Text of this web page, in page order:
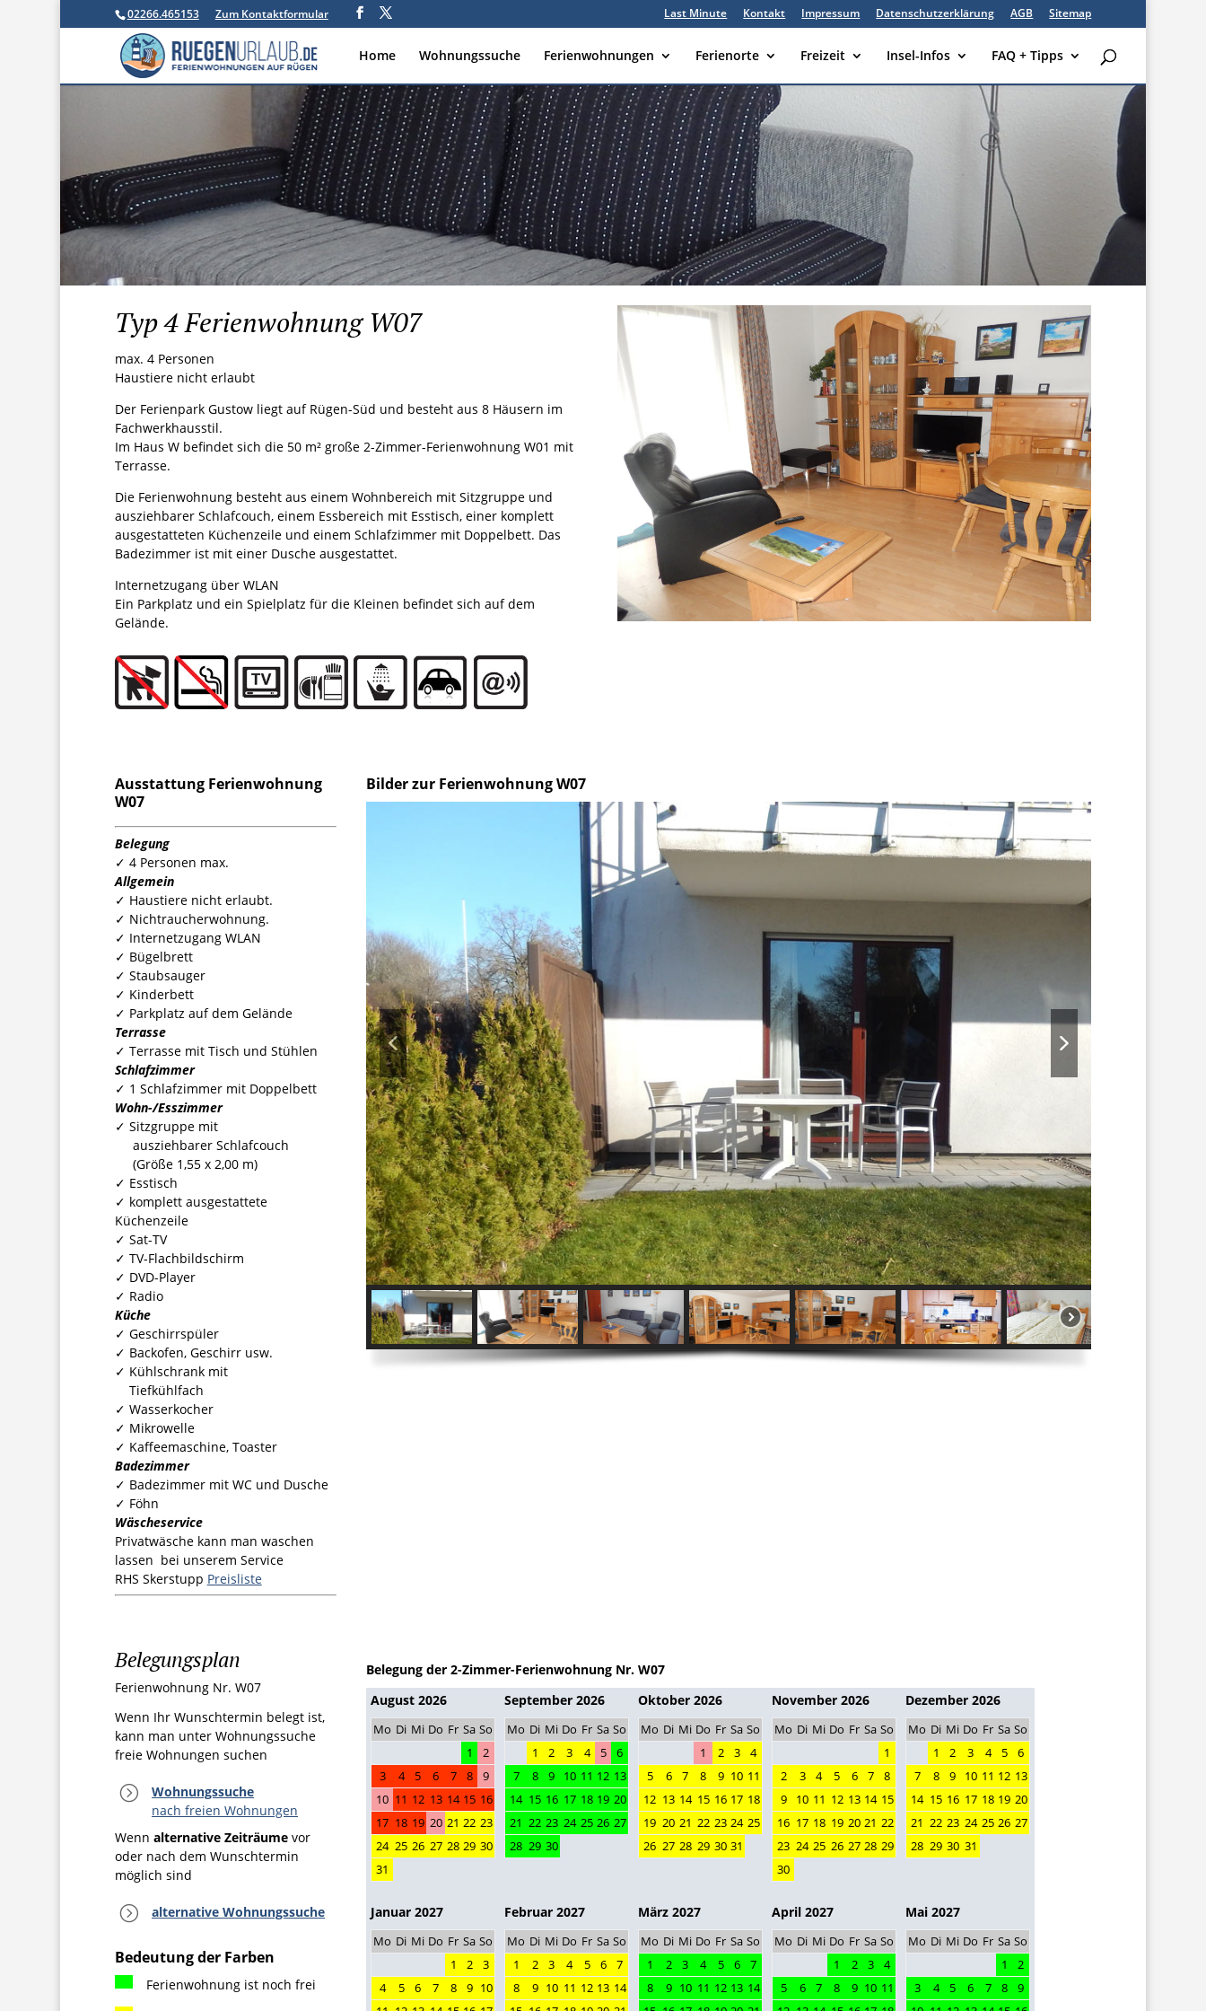
02266.465153 Zum Kontaktformular Last Minute Kontakt Impressum Datenschutzerklärung AGB Sitemap
Home Wohnungssuche Ferienwohnungen Ferienorte Freizeit Insel-Infos FAQ + Tipps
Typ 4 Ferienwohnung W07
max. 4 Personen
Haustiere nicht erlaubt
Der Ferienpark Gustow liegt auf Rügen-Süd und besteht aus 8 Häusern im
Fachwerkhausstil.
Im Haus W befindet sich die 50 m² große 2-Zimmer-Ferienwohnung W01 mit
Terrasse.
Die Ferienwohnung besteht aus einem Wohnbereich mit Sitzgruppe und
ausziehbarer Schlafcouch, einem Essbereich mit Esstisch, einer komplett
ausgestatteten Küchenzeile und einem Schlafzimmer mit Doppelbett. Das
Badezimmer ist mit einer Dusche ausgestattet.
Internetzugang über WLAN
Ein Parkplatz und ein Spielplatz für die Kleinen befindet sich auf dem
Gelände.
Ausstattung Ferienwohnung
W07
Belegung
✓ 4 Personen max.
Allgemein
✓ Haustiere nicht erlaubt.
✓ Nichtraucherwohnung.
✓ Internetzugang WLAN
✓ Bügelbrett
✓ Staubsauger
✓ Kinderbett
✓ Parkplatz auf dem Gelände
Terrasse
✓ Terrasse mit Tisch und Stühlen
Schlafzimmer
✓ 1 Schlafzimmer mit Doppelbett
Wohn-/Esszimmer
✓ Sitzgruppe mit
ausziehbarer Schlafcouch
(Größe 1,55 x 2,00 m)
✓ Esstisch
✓ komplett ausgestattete
Küchenzeile
✓ Sat-TV
✓ TV-Flachbildschirm
✓ DVD-Player
✓ Radio
Küche
✓ Geschirrspüler
✓ Backofen, Geschirr usw.
✓ Kühlschrank mit
Tiefkühlfach
✓ Wasserkocher
✓ Mikrowelle
✓ Kaffeemaschine, Toaster
Badezimmer
✓ Badezimmer mit WC und Dusche
✓ Föhn
Wäscheservice
Privatwäsche kann man waschen
lassen bei unserem Service
RHS Skerstupp Preisliste
Bilder zur Ferienwohnung W07
Belegungsplan
Ferienwohnung Nr. W07
Wenn Ihr Wunschtermin belegt ist,
kann man unter Wohnungssuche
freie Wohnungen suchen
=
Wohnungssuche
nach freien Wohnungen
Wenn alternative Zeiträume vor
oder nach dem Wunschtermin
möglich sind
= alternative Wohnungssuche
Bedeutung der Farben
Ferienwohnung ist noch frei
Belegung der 2-Zimmer-Ferienwohnung Nr. W07
August 2026
Mo Di Mi Do Fr Sa So
1
2
3
4 5 6 7 8
9
10 11 12 13 14 15 16
17 18 19 20 21 22 23
24 25 26 27 28 29 30
31
September 2026
Mo Di Mi Do Fr Sa So
1
2 3 4 5
6
7
8 9 10 11 12 13
14 15 16 17 18 19 20
21 22 23 24 25 26 27
28 29 30
Oktober 2026
Mo Di Mi Do Fr Sa So
1
2 3
4
5
6 7 8 9 10 11
12 13 14 15 16 17 18
19 20 21 22 23 24 25
26 27 28 29 30 31
November 2026
Mo Di Mi Do Fr Sa So
1
2
3 4 5 6 7
8
9
10 11 12 13 14 15
16 17 18 19 20 21 22
23 24 25 26 27 28 29
30
Dezember 2026
Mo Di Mi Do Fr Sa So
1
2 3 4 5
6
7
8 9 10 11 12 13
14 15 16 17 18 19 20
21 22 23 24 25 26 27
28 29 30 31
Januar 2027
Mo Di Mi Do Fr Sa So
1
2
3
4
5 6 7 8 9 10
Februar 2027
Mo Di Mi Do Fr Sa So
1
2 3 4 5 6
7
8
9 10 11 12 13 14
März 2027
Mo Di Mi Do Fr Sa So
1
2 3 4 5 6
7
8
9 10 11 12 13 14
April 2027
Mo Di Mi Do Fr Sa So
1
2 3
4
5
6 7 8 9 10 11
Mai 2027
Mo Di Mi Do Fr Sa So
1
2
3
4 5 6 7 8
9